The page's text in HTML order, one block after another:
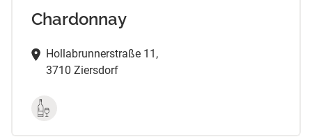
Chardonnay
Hollabrunnerstraße 11,
3710 Ziersdorf